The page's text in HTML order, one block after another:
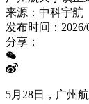
来源： 中科宇航
发布时间： 2026/
分享：
5月28日，广州